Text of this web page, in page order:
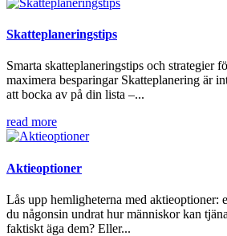
Skatteplaneringstips
Smarta skatteplaneringstips och strategier
maximera besparingar Skatteplanering är
att bocka av på din lista –...
read more
Aktieoptioner
Lås upp hemligheterna med aktieoptioner:
du någonsin undrat hur människor kan
faktiskt äga dem? Eller...